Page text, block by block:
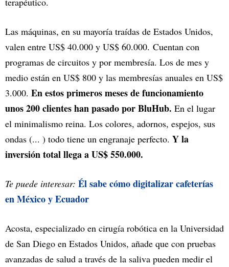
Las máquinas, en su mayoría traídas de Estados Unidos,
valen entre US$ 40.000 y US$ 60.000. Cuentan con
programas de circuitos y por membresía. Los de mes y
medio están en US$ 800 y las membresías anuales en US$
3.000. En estos primeros meses de funcionamiento
unos 200 clientes han pasado por BluHub. En el lugar
el minimalismo reina. Los colores, adornos, espejos, sus
ondas (... ) todo tiene un engranaje perfecto. Y la
inversión total llega a US$ 550.000.
Te puede interesar: Él sabe cómo digitalizar cafeterías
en México y Ecuador
Acosta, especializado en cirugía robótica en la Universidad
de San Diego en Estados Unidos, añade que con pruebas
avanzadas de salud a través de la saliva pueden medir el